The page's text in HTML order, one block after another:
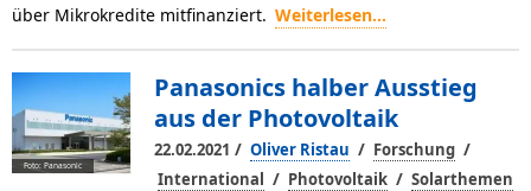
über Mikrokredite mitfinanziert. Weiterlesen...
Foto: Panasonic
Panasonics halber Ausstieg
aus der Photovoltaik
22.02.2021 / Oliver Ristau / Forschung /
International / Photovoltaik / Solarthemen